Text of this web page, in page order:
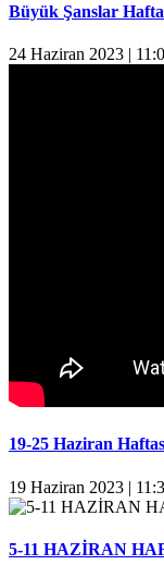
Büyük Şanslar
24 Haziran 2023 |
19-25 Haziran
19 Haziran 2023 |
5-11 HAZİRAN